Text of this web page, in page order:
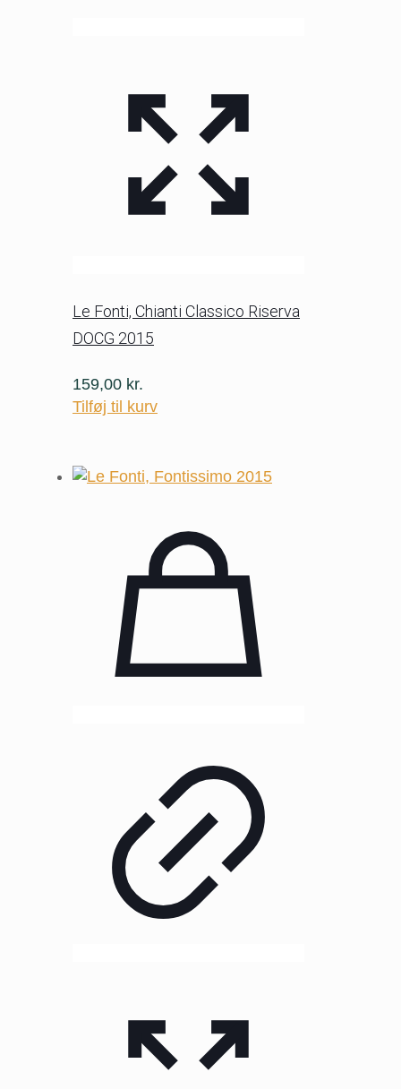
Le Fonti, Chianti Classico Riserva
DOCG 2015
159,00 kr.
Tilføj til kurv